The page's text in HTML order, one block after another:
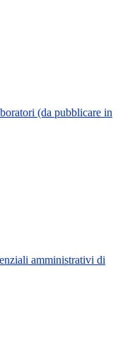
(da pubblicare in
amministrativi di